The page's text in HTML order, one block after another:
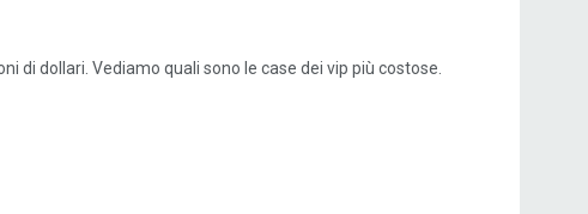
di dollari. Vediamo quali sono le case dei vip più costose.